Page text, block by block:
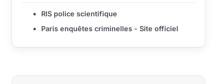
RIS police scientifique
Paris enquêtes criminelles - Site officiel